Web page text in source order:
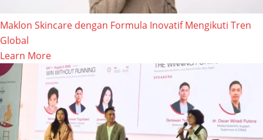
Maklon Skincare dengan Formula Inovatif Mengikuti Tren
Global
Learn More